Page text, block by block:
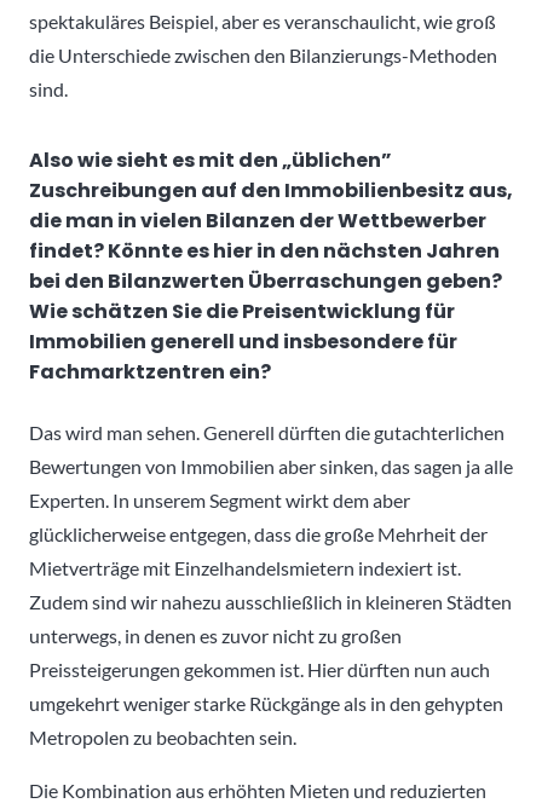
spektakuläres Beispiel, aber es veranschaulicht, wie groß
die Unterschiede zwischen den Bilanzierungs-Methoden
sind.
Also wie sieht es mit den „üblichen”
Zuschreibungen auf den Immobilienbesitz aus,
die man in vielen Bilanzen der Wettbewerber
findet? Könnte es hier in den nächsten Jahren
bei den Bilanzwerten Überraschungen geben?
Wie schätzen Sie die Preisentwicklung für
Immobilien generell und insbesondere für
Fachmarktzentren ein?
Das wird man sehen. Generell dürften die gutachterlichen
Bewertungen von Immobilien aber sinken, das sagen ja alle
Experten. In unserem Segment wirkt dem aber
glücklicherweise entgegen, dass die große Mehrheit der
Mietverträge mit Einzelhandelsmietern indexiert ist.
Zudem sind wir nahezu ausschließlich in kleineren Städten
unterwegs, in denen es zuvor nicht zu großen
Preissteigerungen gekommen ist. Hier dürften nun auch
umgekehrt weniger starke Rückgänge als in den gehypten
Metropolen zu beobachten sein.
Die Kombination aus erhöhten Mieten und reduzierten